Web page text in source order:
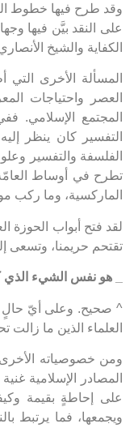
وقد طرح فيها خطوط
على النقد بيَّن فيها
الكفاية والشيخ
المسألة الأخرى
العصر واحتياجات
المجتمع
التفسير كان ينظر
الفلسفة والتفسير
تطرح في أوساط العامّة
الماركسية، وما ركب
لقد فتح أبواب الحوزة
تقتحم حريمنا، وتسعى
هو نفس الشيء الذي
^ صحيح. وعلى أيّ حالٍ
العلماء الذين ما زالت
ومن خصوصياته الأخرى
المصادر الإسلامية
على إحاطةٍ بقيمة
ويجمعها، فما يرتبط